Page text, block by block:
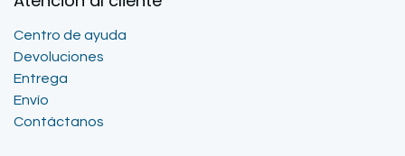
Centro de ayuda
Devoluciones
Entrega
Envío
Contáctanos